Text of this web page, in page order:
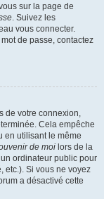
sur la page de
. Suivez les
vous connecter.
de passe, contactez
de votre connexion,
Cela empêche
en utilisant le même
de moi lors de la
ordinateur public pour
etc.). Si vous ne voyez
a désactivé cette